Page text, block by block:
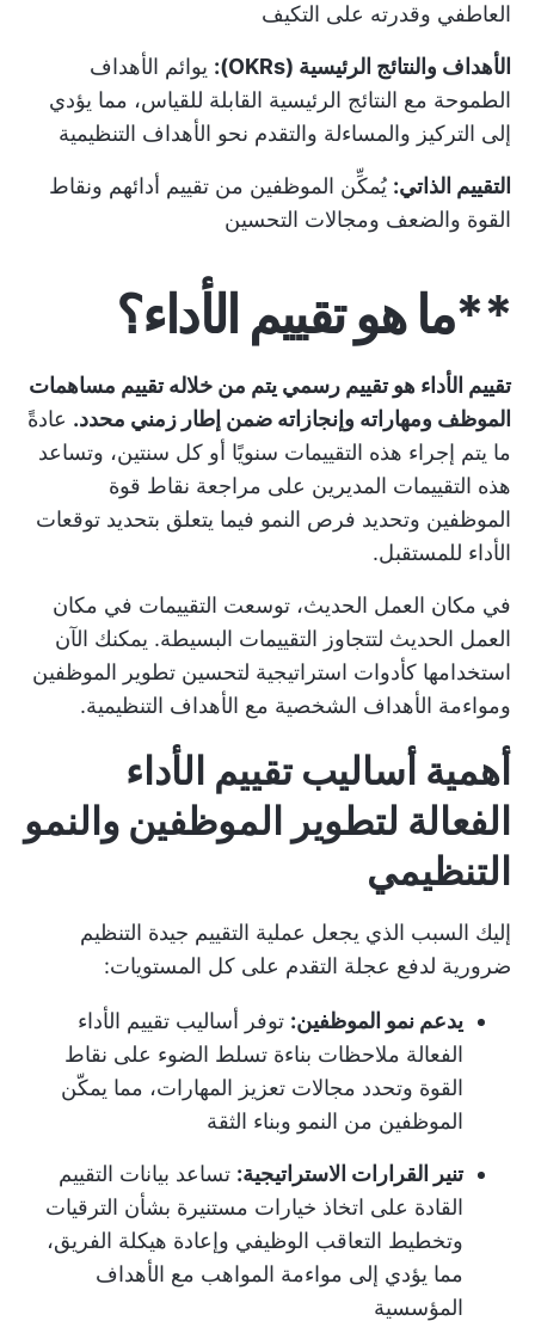
العاطفي وقدرته على التكيف
الأهداف والنتائج الرئيسية (OKRs):
يوائم الأهداف
الطموحة مع النتائج الرئيسية القابلة للقياس، مما يؤدي
إلى التركيز والمساءلة والتقدم نحو الأهداف التنظيمية
التقييم الذاتي: يُمكِّن الموظفين من تقييم أدائهم ونقاط
القوة والضعف ومجالات التحسين
**ما هو تقييم الأداء؟
تقييم الأداء هو تقييم رسمي يتم من خلاله تقييم مساهمات
الموظف ومهاراته وإنجازاته ضمن إطار زمني محدد. عادةً
ما يتم إجراء هذه التقييمات سنويًا أو كل سنتين، وتساعد
هذه التقييمات المديرين على مراجعة نقاط قوة
الموظفين وتحديد فرص النمو فيما يتعلق بتحديد توقعات
الأداء للمستقبل.
في مكان العمل الحديث، توسعت التقييمات في مكان
العمل الحديث لتتجاوز التقييمات البسيطة. يمكنك الآن
استخدامها كأدوات استراتيجية لتحسين تطوير الموظفين
ومواءمة الأهداف الشخصية مع الأهداف التنظيمية.
أهمية أساليب تقييم الأداء
الفعالة لتطوير الموظفين والنمو
التنظيمي
إليك السبب الذي يجعل عملية التقييم جيدة التنظيم
ضرورية لدفع عجلة التقدم على كل المستويات:
يدعم نمو الموظفين: توفر أساليب تقييم الأداء
الفعالة ملاحظات بناءة تسلط الضوء على نقاط
القوة وتحدد مجالات تعزيز المهارات، مما يمكّن
الموظفين من النمو وبناء الثقة
تنير القرارات الاستراتيجية: تساعد بيانات التقييم
القادة على اتخاذ خيارات مستنيرة بشأن الترقيات
وتخطيط التعاقب الوظيفي وإعادة هيكلة الفريق،
مما يؤدي إلى مواءمة المواهب مع الأهداف
المؤسسية